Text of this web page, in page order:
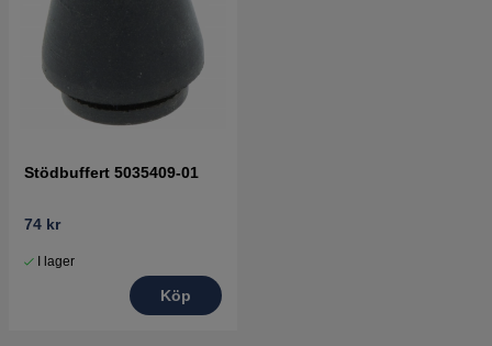
Stödbuffert 5035409-01
74 kr
I lager
Köp